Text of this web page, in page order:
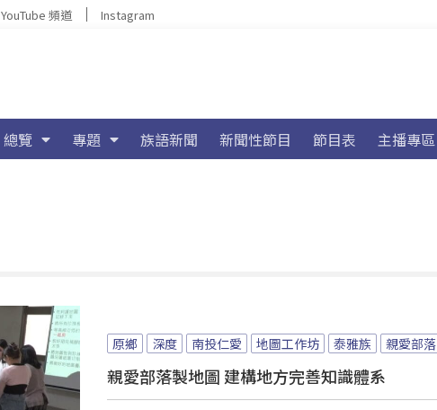
YouTube 頻道 Instagram
總覽 專題 族語新聞 新聞性節目 節目表 主播專區
原鄉 深度 南投仁愛 地圖工作坊 泰雅族 親愛部落
親愛部落製地圖 建構地方完善知識體系